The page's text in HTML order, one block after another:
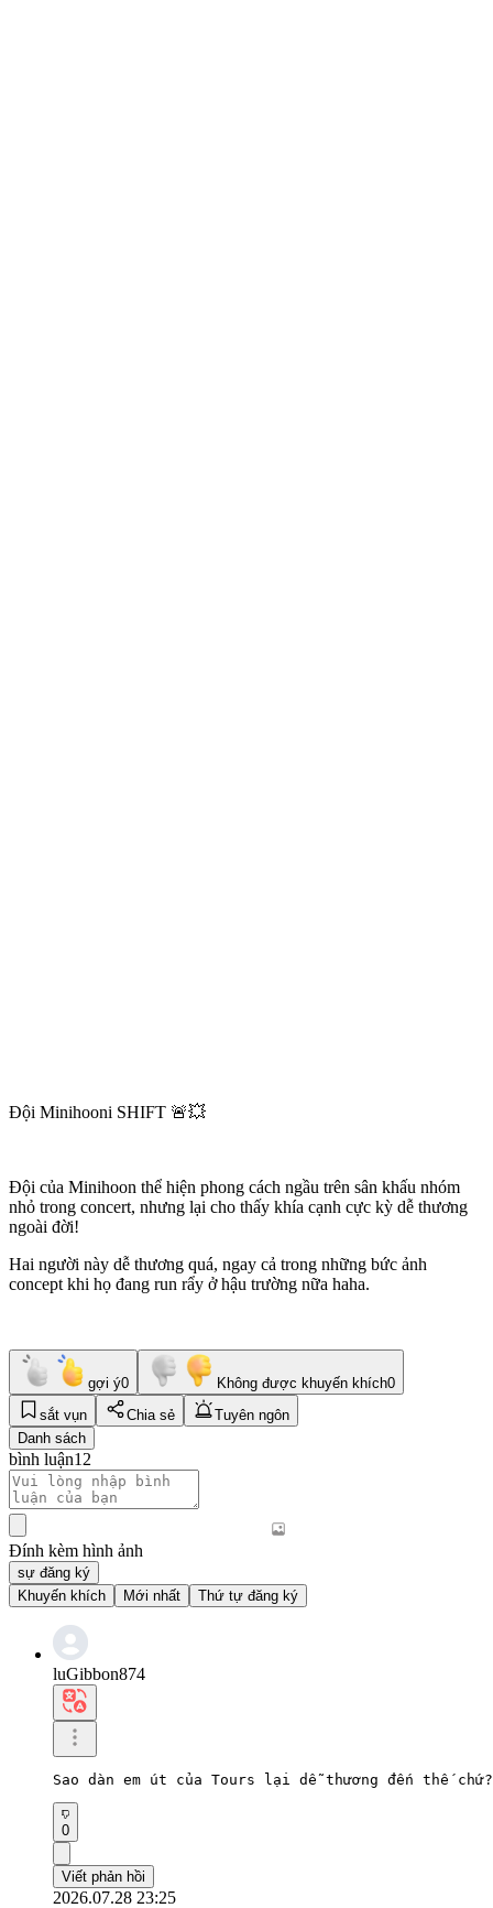
Đội Minihooni SHIFT 🚨💥
Đội của Minihoon thể hiện phong cách ngầu trên sân khấu nhóm
nhỏ trong concert, nhưng lại cho thấy khía cạnh cực kỳ dễ thương
ngoài đời!
Hai người này dễ thương quá, ngay cả trong những bức ảnh
concept khi họ đang run rẩy ở hậu trường nữa haha.
gợi ý0 Không được khuyến khích0
sắt vụn
Chia sẻ
Tuyên ngôn
Danh sách
bình luận12
Đính kèm hình ảnh
sự đăng ký
Khuyến khích
Mới nhất Thứ tự đăng ký
luGibbon874
Sao dàn em út của Tours lại dễ thương đến thế
0
Viết phản hồi
2026.07.28 23:25